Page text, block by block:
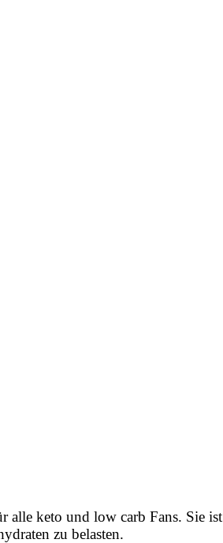
alle keto und low carb Fans. Sie ist
zu belasten.